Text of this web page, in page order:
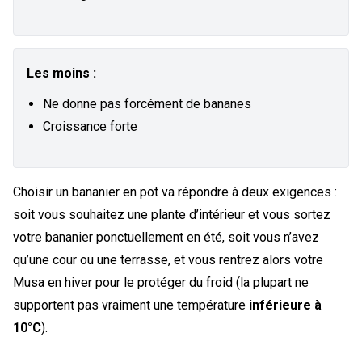
Les moins :
Ne donne pas forcément de bananes
Croissance forte
Choisir un bananier en pot va répondre à deux exigences :
soit vous souhaitez une plante d’intérieur et vous sortez
votre bananier ponctuellement en été, soit vous n’avez
qu’une cour ou une terrasse, et vous rentrez alors votre
Musa en hiver pour le protéger du froid (la plupart ne
supportent pas vraiment une température inférieure à
10°C).